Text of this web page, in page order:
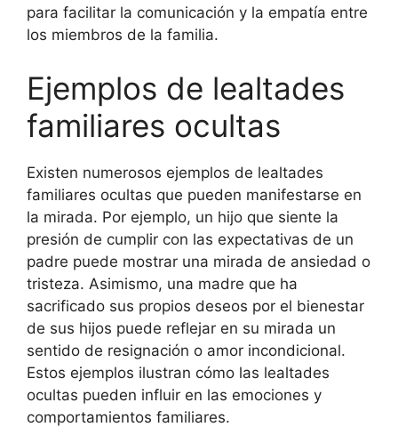
para facilitar la comunicación y la empatía entre
los miembros de la familia.
Ejemplos de lealtades
familiares ocultas
Existen numerosos ejemplos de lealtades
familiares ocultas que pueden manifestarse en
la mirada. Por ejemplo, un hijo que siente la
presión de cumplir con las expectativas de un
padre puede mostrar una mirada de ansiedad o
tristeza. Asimismo, una madre que ha
sacrificado sus propios deseos por el bienestar
de sus hijos puede reflejar en su mirada un
sentido de resignación o amor incondicional.
Estos ejemplos ilustran cómo las lealtades
ocultas pueden influir en las emociones y
comportamientos familiares.